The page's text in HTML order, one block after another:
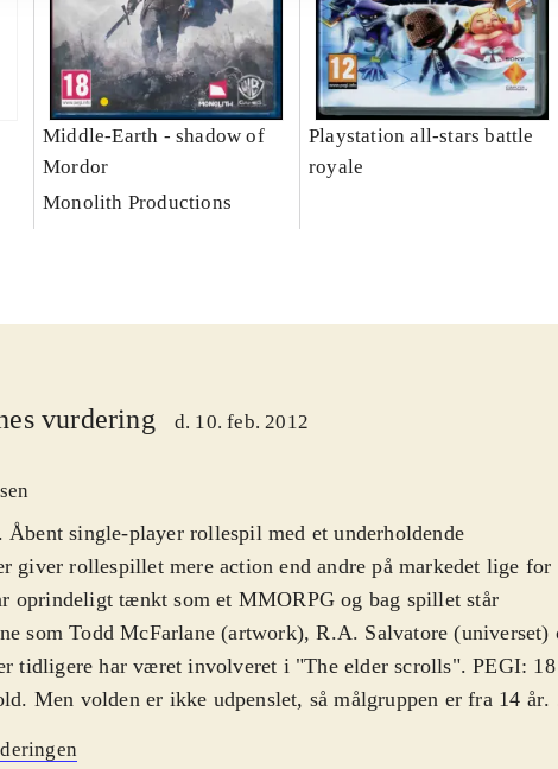
Middle-Earth - shadow of
Mordor
Monolith Productions
Playstation all-stars battle
royale
vurdering d. 10. feb. 2012
Åbent single-player rollespil med et underholdende
giver rollespillet mere action end andre på markedet lige for
oprindeligt tænkt som et MMORPG og bag spillet står
som Todd McFarlane (artwork), R.A. Salvatore (universet)
tidligere har været involveret i "The elder scrolls". PEGI:
Men volden er ikke udpenslet, så målgruppen er fra 14 år.